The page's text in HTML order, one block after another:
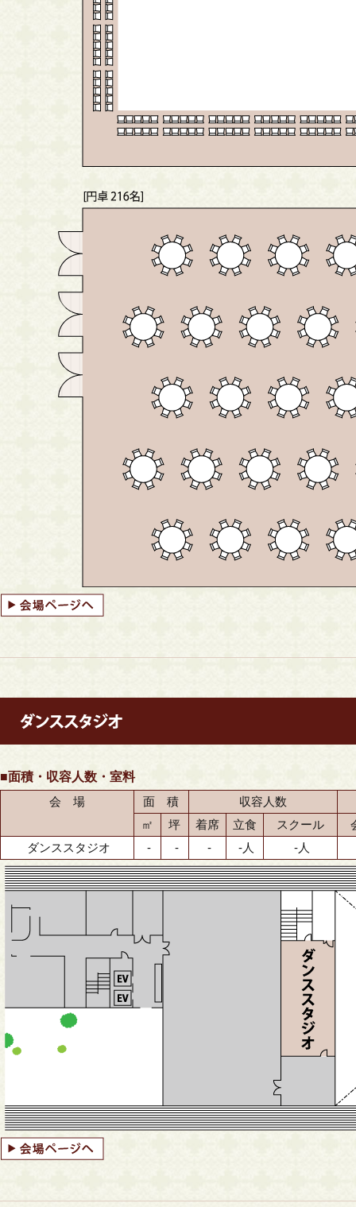
■面積・収容人数・室料
会 場
面 積
収容人数
㎡
坪 着席 立食 スクール
ダンススタジオ
- - - -人 -人